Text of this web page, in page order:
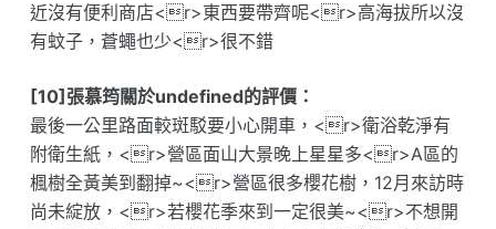
近沒有便利商店<r>東西要帶齊呢<r>高海拔所以沒
有蚊子，蒼蠅也少<r>很不錯
[10]張慕筠關於undefined的評價：
最後一公里路面較斑駁要小心開車，<r>衛浴乾淨有
附衛生紙，<r>營區面山大景晚上星星多<r>A區的
楓樹全黃美到翻掉~<r>營區很多櫻花樹，12月來訪時
尚未綻放，<r>若櫻花季來到一定很美~<r>不想開